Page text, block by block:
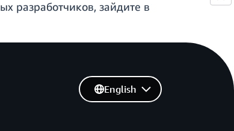
разработчиков, зайдите в
English